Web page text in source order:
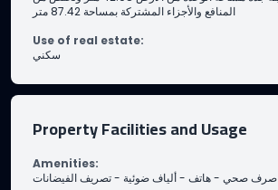
المنافع والأجزاء المشتركة بمساحة 87.42 متر
Use of real estate:
سكني
Property Facilities and Usage
Amenities:
صرف صحي -هاتف -ألياف ضوئية -تصريف الفيضانات